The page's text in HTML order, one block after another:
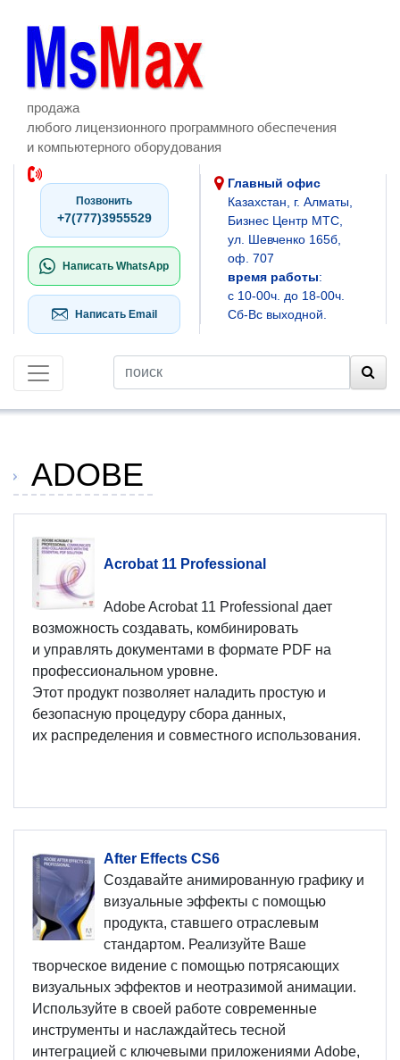
продажа
любого лицензионного программного обеспечения
и компьютерного оборудования
Позвонить
+7(777)3955529
Написать WhatsApp
Написать Email
Главный офис
Казахстан, г. Алматы,
Бизнес Центр МТС,
ул. Шевченко 165б,
оф. 707
время работы:
с 10-00ч. до 18-00ч.
Сб-Вс выходной.
ADOBE
Acrobat 11 Professional
Adobe Acrobat 11 Professional дает
возможность создавать, комбинировать
и управлять документами в формате PDF на
профессиональном уровне.
Этот продукт позволяет наладить простую и
безопасную процедуру сбора данных,
их распределения и совместного использования.
After Effects CS6
Создавайте анимированную графику и
визуальные эффекты с помощью
продукта, ставшего отраслевым
стандартом. Реализуйте Ваше
творческое видение с помощью потрясающих
визуальных эффектов и неотразимой анимации.
Используйте в своей работе современные
инструменты и наслаждайтесь тесной
интеграцией с ключевыми приложениями Adobe,